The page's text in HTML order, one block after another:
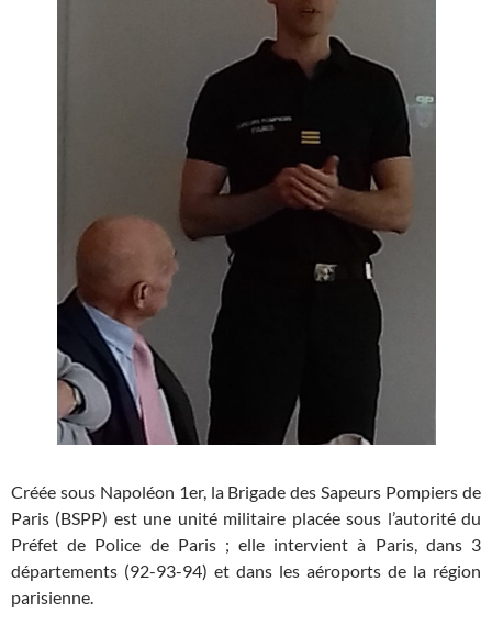
Créée sous Napoléon 1er, la Brigade des Sapeurs Pompiers de
Paris (BSPP) est une unité militaire placée sous l’autorité du
Préfet de Police de Paris ; elle intervient à Paris, dans 3
départements (92-93-94) et dans les aéroports de la région
parisienne.